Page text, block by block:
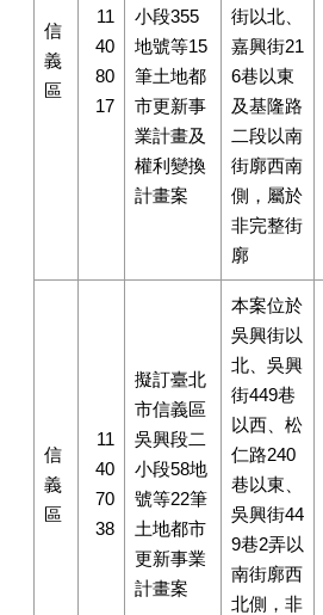
信
義
區
11
40
80
17
小段355
地號等15
筆土地都
市更新事
業計畫及
權利變換
計畫案
街以北、
嘉興街21
6巷以東
及基隆路
二段以南
街廓西南
側，屬於
非完整街
廓
信
義
區
11
40
70
38
擬訂臺北
市信義區
吳興段二
小段58地
號等22筆
土地都市
更新事業
計畫案
本案位於
吳興街以
北、吳興
街449巷
以西、松
仁路240
巷以東、
吳興街44
9巷2弄以
南街廓西
北側，非